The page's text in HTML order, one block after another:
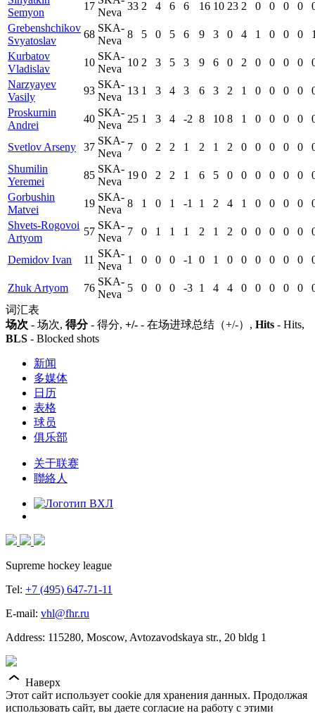
Semyon
17
Neva
33 2 4 6 6 16 10 23 2 0 0 0 0
Grebenshchikov
Svyatoslav
68
SKA-
Neva
8 5 0 5 6 9 3 0 4 1 0 0 0
Kurbatov
Vladislav
10
SKA-
Neva
10 2 3 5 3 9 6 0 2 0 0 0 0
Narzyayev
Vasily
93
SKA-
Neva
13 1 3 4 3 6 3 2 1 0 0 0 0
Proskurnin
Andrei
40
SKA-
Neva
25 1 3 4 -2 8 10 8 1 0 0 0 0
Svetlov Arseny 37
SKA-
Neva
7 0 2 2 1 2 1 2 0 0 0 0 0
Shumilin
Yeremei
85
SKA-
Neva
19 0 2 2 1 6 5 0 0 0 0 0 0
Gorbushin
Matvei
19
SKA-
Neva
8 1 0 1 -1 1 2 4 1 0 0 0 0
Shvets-Rogovoi
Artyom
57
SKA-
Neva
7 0 1 1 1 2 1 2 0 0 0 0 0
Demidov Ivan 11
SKA-
Neva
1 0 0 0 -1 0 1 0 0 0 0 0 0
Zhuk Artyom 76
SKA-
Neva
5 0 0 0 -3 1 4 4 0 0 0 0 0
词汇表
场次 - 场次, 得分- 得分, +/- - 在场进球总结（+/-）, Hits - Hits,
BLS - Blocked shots
新闻
多媒体
日历
表格
球员
俱乐部
关于联赛
聯絡人
Supreme hockey league
Tel: +7 (495) 647-71-11
E-mail: vhl@fhr.ru
Address: 115280, Moscow, Avtozavodskaya str., 20 bldg 1
Наверх
Этот сайт использует cookie для хранения данных. Продолжая
использовать сайт, вы даете согласие на работу с этими